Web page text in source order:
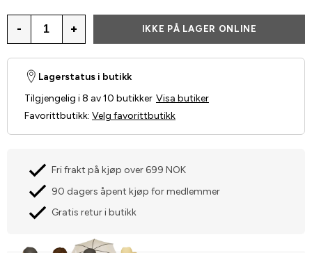
- + IKKE PÅ LAGER ONLINE
Lagerstatus i butikk
Tilgjengelig i 8 av 10 butikker Visa butiker
Favorittbutikk: Velg favorittbutikk
Fri frakt på kjøp over 699 NOK
90 dagers åpent kjøp for medlemmer
Gratis retur i butikk